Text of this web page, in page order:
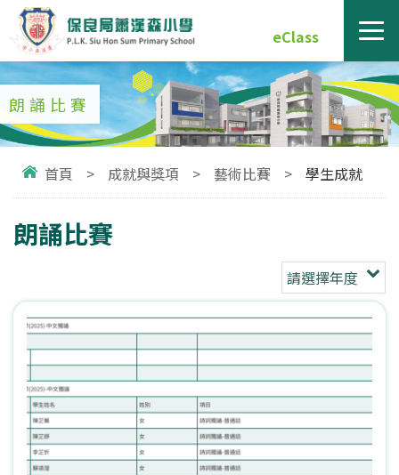
eClass
朗誦比賽
首頁 > 成就與獎項 > 藝術比賽 > 學生成就
朗誦比賽
請選擇年度